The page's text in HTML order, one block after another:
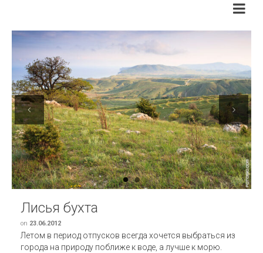
Previous Next
Лисья бухта
on 23.06.2012
Летом в период отпусков всегда хочется выбраться из
города на природу поближе к воде, а лучше к морю.